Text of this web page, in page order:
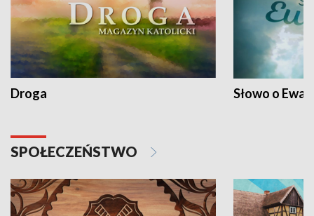
Droga Słowo o
SPOŁECZEŃSTWO